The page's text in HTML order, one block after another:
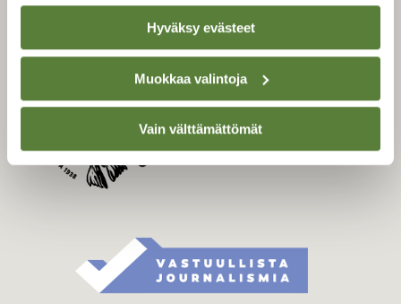
Hyväksy evästeet
Muokkaa valintoja
Vain välttämättömät
SUOJELU­LIITTO
Suomen Luonto -lehden
kustantaja onSuomen
luonnonsuojelu­liitto